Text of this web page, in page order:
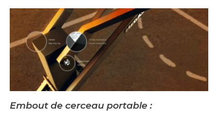
Embout de cerceau portable :